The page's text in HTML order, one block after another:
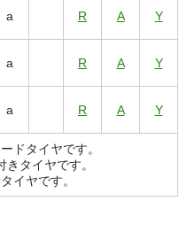
a R A Y
a R A Y
a R A Y
ドタイヤです。
タイヤです。
イヤです。